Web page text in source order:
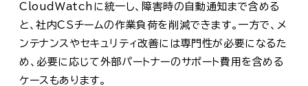
CloudWatchに統一し、障害時の自動通知まで含める
と、社内CSチームの作業負荷を削減できます。一方で、メ
ンテナンスやセキュリティ改善には専門性が必要になるた
め、必要に応じて外部パートナーのサポート費用を含める
ケースもあります。